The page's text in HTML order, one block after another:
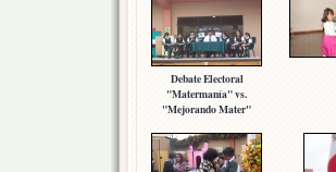
Debate Electoral
"Matermanía" vs.
"Mejorando Mater"